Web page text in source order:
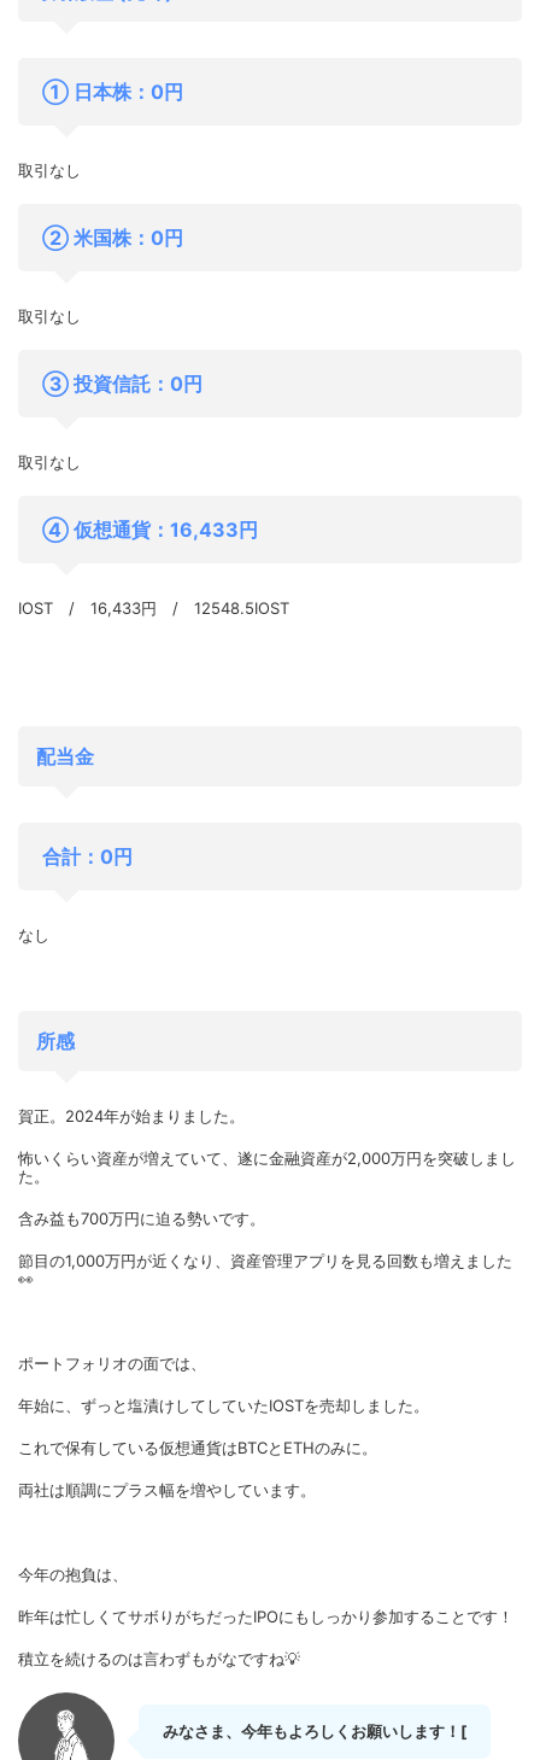
① 日本株：0円
取引なし
② 米国株：0円
取引なし
③ 投資信託：0円
取引なし
④ 仮想通貨：16,433円
IOST / 16,433円 / 12548.5IOST
配当金
合計：0円
なし
所感
賀正。2024年が始まりました。
怖いくらい資産が増えていて、遂に金融資産が2,000万円を突破しまし
た。
含み益も700万円に迫る勢いです。
節目の1,000万円が近くなり、資産管理アプリを見る回数も増えました
👀
ポートフォリオの面では、
年始に、ずっと塩漬けしてしていたIOSTを売却しました。
これで保有している仮想通貨はBTCとETHのみに。
両社は順調にプラス幅を増やしています。
今年の抱負は、
昨年は忙しくてサボりがちだったIPOにもしっかり参加することです！
積立を続けるのは言わずもがなですね💡
みなさま、今年もよろしくお願いします！[